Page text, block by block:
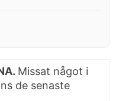
Missat något i
de senaste